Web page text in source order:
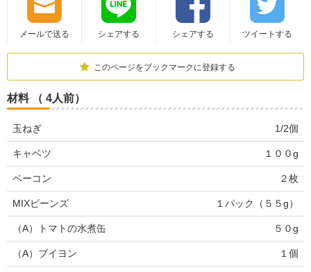
メールで送る シェアする シェアする ツイートする
このページをブックマークに登録する
材料 （ 4人前）
玉ねぎ 1/2個
キャベツ １００g
ベーコン ２枚
MIXビーンズ １パック（５５g）
（A）トマトの水煮缶 ５０g
（A）ブイヨン １個